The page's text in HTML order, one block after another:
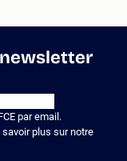
par email.
plus sur notre